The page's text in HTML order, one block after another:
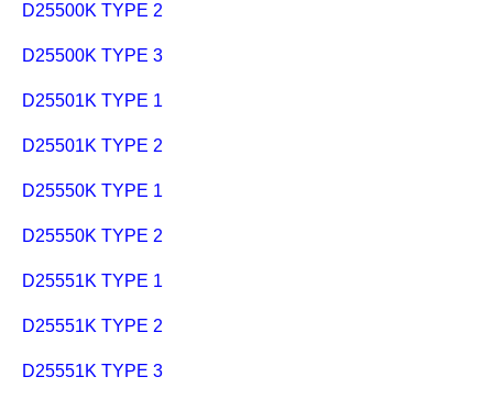
D25500K TYPE 2
D25500K TYPE 3
D25501K TYPE 1
D25501K TYPE 2
D25550K TYPE 1
D25550K TYPE 2
D25551K TYPE 1
D25551K TYPE 2
D25551K TYPE 3